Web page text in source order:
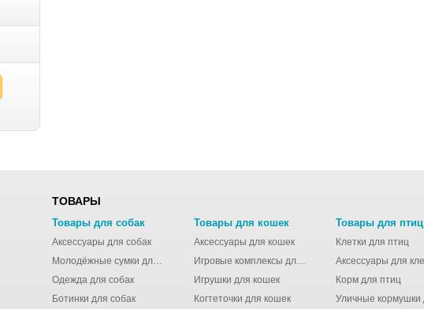
ТОВАРЫ
Товары для собак
Аксессуары для собак
Молодёжные сумки для девушек
Одежда для собак
Ботинки для собак
Товары для кошек
Аксессуары для кошек
Игровые комплексы для кошек
Игрушки для кошек
Когтеточки для кошек
Товары для птиц
Клетки для птиц
Корм для птиц